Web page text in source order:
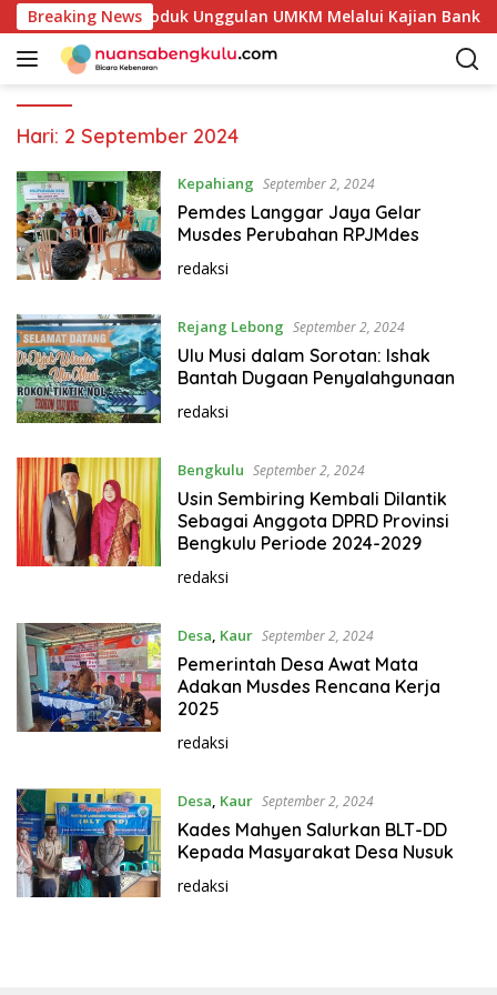
a
Breaking News
Potensi Produk Unggulan UMKM Melalui Kajian Bank
Hari: 2 September 2024
Kepahiang September 2, 2024
Pemdes Langgar Jaya Gelar
Musdes Perubahan RPJMdes
redaksi
Rejang Lebong September 2, 2024
Ulu Musi dalam Sorotan: Ishak
Bantah Dugaan Penyalahgunaan
redaksi
Bengkulu September 2, 2024
Usin Sembiring Kembali Dilantik
Sebagai Anggota DPRD Provinsi
Bengkulu Periode 2024-2029
redaksi
Desa, Kaur September 2, 2024
Pemerintah Desa Awat Mata
Adakan Musdes Rencana Kerja
2025
redaksi
Desa, Kaur September 2, 2024
Kades Mahyen Salurkan BLT-DD
Kepada Masyarakat Desa Nusuk
redaksi